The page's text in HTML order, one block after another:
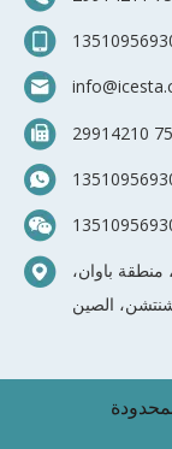
منطقة باوان،
الصين